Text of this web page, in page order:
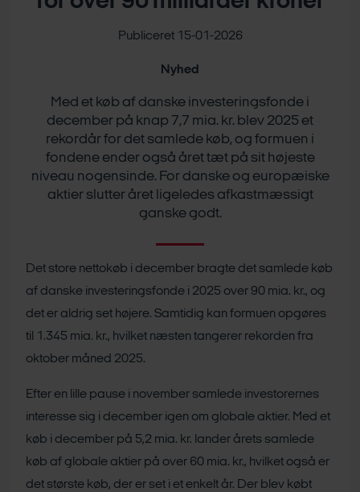
Publiceret 15-01-2026
Nyhed
Med et køb af danske investeringsfonde i
december på knap 7,7 mia. kr. blev 2025 et
rekordår for det samlede køb, og formuen i
fondene ender også året tæt på sit højeste
niveau nogensinde. For danske og europæiske
aktier slutter året ligeledes afkastmæssigt
ganske godt.
Det store nettokøb i december bragte det samlede køb
af danske investeringsfonde i 2025 over 90 mia. kr., og
det er aldrig set højere. Samtidig kan formuen opgøres
til 1.345 mia. kr., hvilket næsten tangerer rekorden fra
oktober måned 2025.
Efter en lille pause i november samlede investorernes
interesse sig i december igen om globale aktier. Med et
køb i december på 5,2 mia. kr. lander årets samlede
køb af globale aktier på over 60 mia. kr., hvilket også er
det største køb, der er set i et enkelt år. Der blev købt